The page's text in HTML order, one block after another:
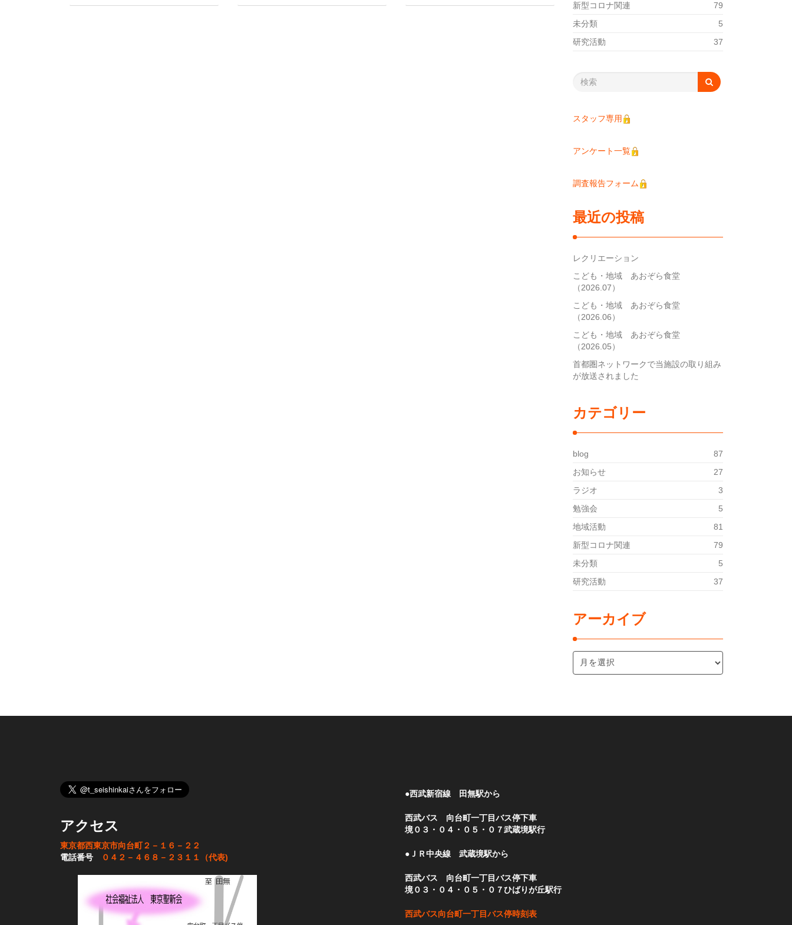
新型コロナ関連
79
未分類
5
研究活動
37
スタッフ専用
アンケート一覧
調査報告フォーム
最近の投稿
レクリエーション
こども・地域 あおぞら食堂
（2026.07）
こども・地域 あおぞら食堂
（2026.06）
こども・地域 あおぞら食堂
（2026.05）
首都圏ネットワークで当施設の取り組み
が放送されました
カテゴリー
blog
87
お知らせ
27
ラジオ
3
勉強会
5
地域活動
81
新型コロナ関連
79
未分類
5
研究活動
37
アーカイブ
アクセス
東京都西東京市向台町２－１６－２２
電話番号
０４２－４６８－２３１１（代表)
●西武新宿線 田無駅から
西武バス 向台町一丁目バス停下車
境０３・０４・０５・０７武蔵境駅行
●ＪＲ中央線 武蔵境駅から
西武バス 向台町一丁目バス停下車
境０３・０４・０５・０７ひばりが丘駅行
西武バス向台町一丁目バス停時刻表